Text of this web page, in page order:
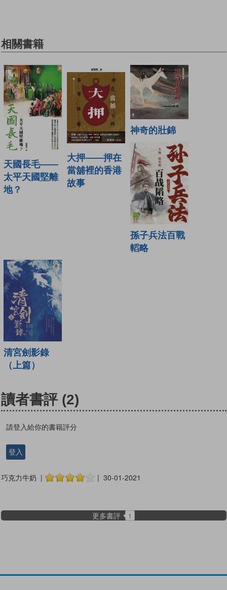
相關書籍
天國長毛——
太平天國堅離
地？
大押——押在
當舖裡的香港
故事
神奇的壯錦
孫子兵法百戰
轁略
清宮劍影錄
（上篇）
讀者書評 (2)
請登入給你的書籍評分
登入
巧克力牛奶 | | 30-01-2021
更多書評 1